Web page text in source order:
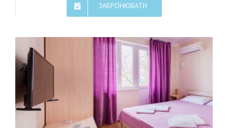
ЗАБРОНЮВАТИ